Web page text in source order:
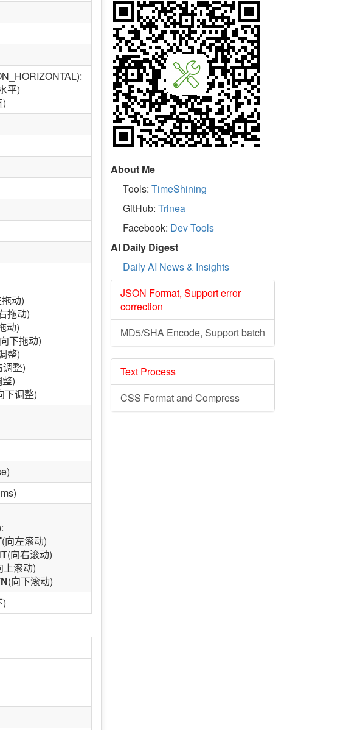
平)
)
动)
拖动)
动)
下拖动)
整)
调整)
)
下调整)
(向左滚动)
(向右滚动)
上滚动)
(向下滚动)
About Me
Tools: TimeShining
GitHub: Trinea
Facebook: Dev Tools
AI Daily Digest
Daily AI News & Insights
JSON Format, Support error
correction
MD5/SHA Encode, Support batch
Text Process
CSS Format and Compress